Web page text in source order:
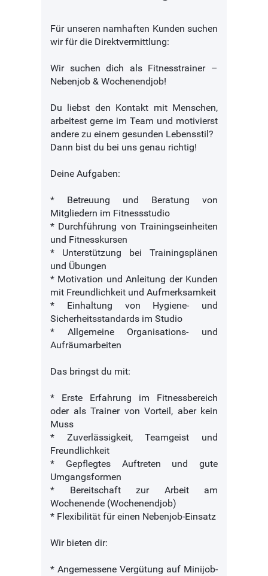
Für unseren namhaften Kunden suchen
wir für die Direktvermittlung:
Wir suchen dich als Fitnesstrainer –
Nebenjob & Wochenendjob!
Du liebst den Kontakt mit Menschen,
arbeitest gerne im Team und motivierst
andere zu einem gesunden Lebensstil?
Dann bist du bei uns genau richtig!
Deine Aufgaben:
* Betreuung und Beratung von
Mitgliedern im Fitnessstudio
* Durchführung von Trainingseinheiten
und Fitnesskursen
* Unterstützung bei Trainingsplänen
und Übungen
* Motivation und Anleitung der Kunden
mit Freundlichkeit und Aufmerksamkeit
* Einhaltung von Hygiene- und
Sicherheitsstandards im Studio
* Allgemeine Organisations- und
Aufräumarbeiten
Das bringst du mit:
* Erste Erfahrung im Fitnessbereich
oder als Trainer von Vorteil, aber kein
Muss
* Zuverlässigkeit, Teamgeist und
Freundlichkeit
* Gepflegtes Auftreten und gute
Umgangsformen
* Bereitschaft zur Arbeit am
Wochenende (Wochenendjob)
* Flexibilität für einen Nebenjob-Einsatz
Wir bieten dir:
* Angemessene Vergütung auf Minijob-